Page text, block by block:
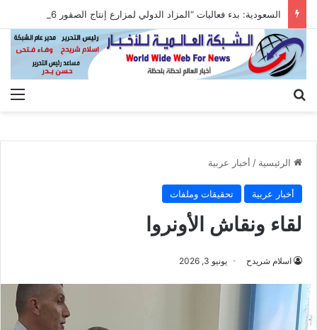
السعودية: بدء فعاليات “المزاد الدولي لمزارع إنتاج الصقور 2026”
الرئيسية / أخبار عربية
أخبار عربية تحقيقات وملفات
لقاء ونقاش الأونروا
اسلام شريدح يونيو 3, 2026